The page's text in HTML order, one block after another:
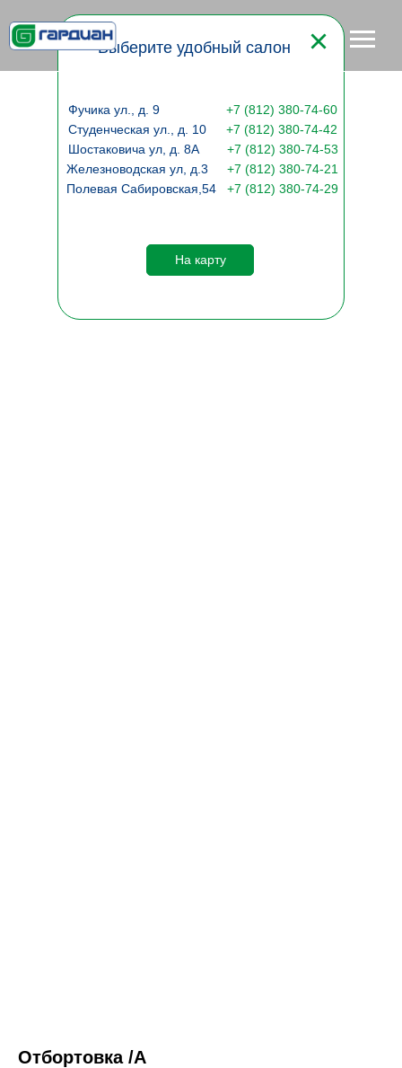
Выберите удобный салон
Железноводская ул, д.3
Полевая Сабировская,54
Студенческая ул., д. 10
Шостаковича ул, д. 8А
Фучика ул., д. 9
+7 (812) 380-74-21
+7 (812) 380-74-29
+7 (812) 380-74-42
+7 (812) 380-74-53
+7 (812) 380-74-60
На карту
Отбортовка /A